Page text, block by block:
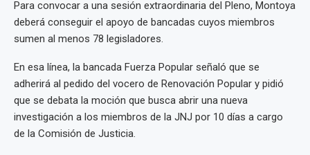
Para convocar a una sesión extraordinaria del Pleno, Montoya
deberá conseguir el apoyo de bancadas cuyos miembros
sumen al menos 78 legisladores.
En esa línea, la bancada Fuerza Popular señaló que se
adherirá al pedido del vocero de Renovación Popular y pidió
que se debata la moción que busca abrir una nueva
investigación a los miembros de la JNJ por 10 días a cargo
de la Comisión de Justicia.